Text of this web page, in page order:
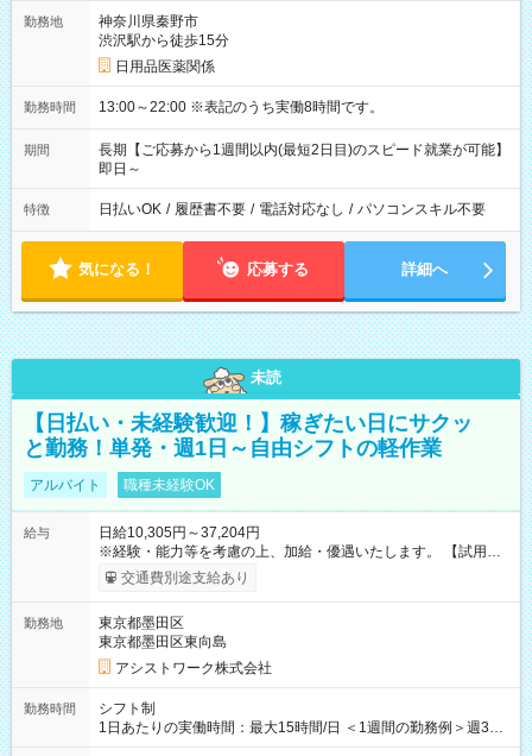
勤務地
神奈川県秦野市
渋沢駅から徒歩15分
日用品医薬関係
勤務時間 13:00～22:00 ※表記のうち実働8時間です。
期間
長期【ご応募から1週間以内(最短2日目)のスピード就業が可能】
即日～
特徴 日払いOK / 履歴書不要 / 電話対応なし / パソコンスキル不要
気になる！ 応募する 詳細へ
未読
【日払い・未経験歓迎！】稼ぎたい日にサクッ
と勤務！単発・週1日～自由シフトの軽作業
アルバイト 職種未経験OK
給与
日給10,305円～37,204円
※経験・能力等を考慮の上、加給・優遇いたします。 【試用期
間】試用期間なし
交通費別途支給あり
勤務地
東京都墨田区
東京都墨田区東向島
アシストワーク株式会社
勤務時間
シフト制
1日あたりの実働時間：最大15時間/日 ＜1週間の勤務例＞週3回
勤務 勤務：月・水・金 休み：火・木・土・日 好きな時にお仕事